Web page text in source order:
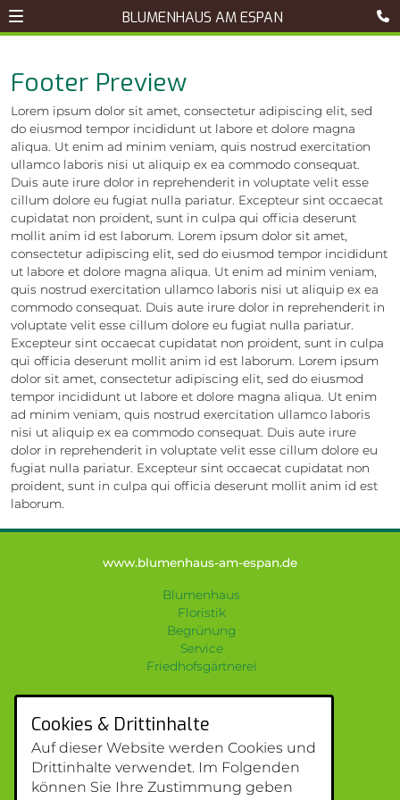
BLUMENHAUS AM ESPAN
Footer Preview
Lorem ipsum dolor sit amet, consectetur adipiscing elit, sed
do eiusmod tempor incididunt ut labore et dolore magna
aliqua. Ut enim ad minim veniam, quis nostrud exercitation
ullamco laboris nisi ut aliquip ex ea commodo consequat.
Duis aute irure dolor in reprehenderit in voluptate velit esse
cillum dolore eu fugiat nulla pariatur. Excepteur sint occaecat
cupidatat non proident, sunt in culpa qui officia deserunt
mollit anim id est laborum. Lorem ipsum dolor sit amet,
consectetur adipiscing elit, sed do eiusmod tempor incididunt
ut labore et dolore magna aliqua. Ut enim ad minim veniam,
quis nostrud exercitation ullamco laboris nisi ut aliquip ex ea
commodo consequat. Duis aute irure dolor in reprehenderit in
voluptate velit esse cillum dolore eu fugiat nulla pariatur.
Excepteur sint occaecat cupidatat non proident, sunt in culpa
qui officia deserunt mollit anim id est laborum. Lorem ipsum
dolor sit amet, consectetur adipiscing elit, sed do eiusmod
tempor incididunt ut labore et dolore magna aliqua. Ut enim
ad minim veniam, quis nostrud exercitation ullamco laboris
nisi ut aliquip ex ea commodo consequat. Duis aute irure
dolor in reprehenderit in voluptate velit esse cillum dolore eu
fugiat nulla pariatur. Excepteur sint occaecat cupidatat non
proident, sunt in culpa qui officia deserunt mollit anim id est
laborum.
www.blumenhaus-am-espan.de
Blumenhaus
Floristik
Begrünung
Service
Friedhofsgärtnerei
BLUMENHAUS AM ESPAN
Espanstraße 75
90765 Fürth
E-Mail: info@blumen-kriegbaum.de
Tel.: 0911 790 68 32
Cookies & Drittinhalte
Auf dieser Website werden Cookies und
Drittinhalte verwendet. Im Folgenden
können Sie Ihre Zustimmung geben